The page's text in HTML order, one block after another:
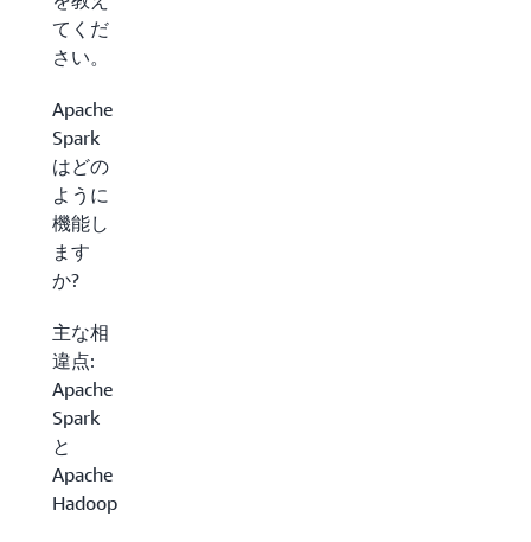
てくだ
さい。
Apache
Spark
はどの
ように
機能し
ます
か?
主な相
違点:
Apache
Spark
と
Apache
Hadoop